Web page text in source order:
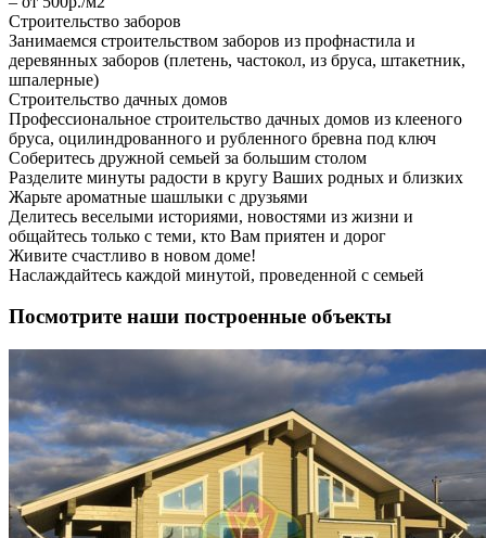
Строительство заборов
Занимаемся строительством заборов из профнастила и
деревянных заборов (плетень, частокол, из бруса, штакетник,
шпалерные)
Строительство дачных домов
Профессиональное строительство дачных домов из клееного
бруса, оцилиндрованного и рубленного бревна под ключ
Соберитесь дружной семьей за большим столом
Разделите минуты радости в кругу Ваших родных и близких
Жарьте ароматные шашлыки с друзьями
Делитесь веселыми историями, новостями из жизни и
общайтесь только с теми, кто Вам приятен и дорог
Живите счастливо в новом доме!
Наслаждайтесь каждой минутой, проведенной с семьей
Посмотрите наши построенные объекты